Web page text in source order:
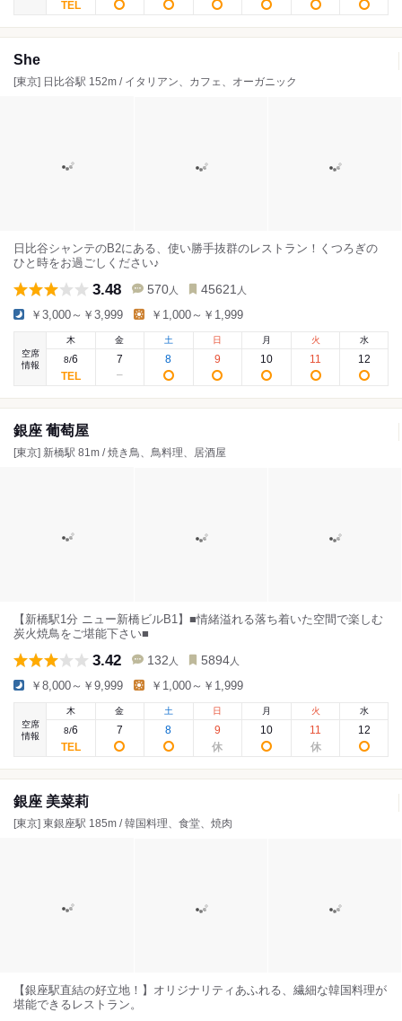
She
[東京] 日比谷駅 152m / イタリアン、カフェ、オーガニック
日比谷シャンテのB2にある、使い勝手抜群のレストラン！くつろぎの
ひと時をお過ごしください♪
3.48 570 人 45621 人
￥3,000～￥3,999 ￥1,000～￥1,999
空席
情報
木
8/6
金
7
土
8
日
9
月
10
火
11
水
12
銀座 葡萄屋
[東京] 新橋駅 81m / 焼き鳥、鳥料理、居酒屋
【新橋駅1分 ニュー新橋ビルB1】■情緒溢れる落ち着いた空間で楽しむ
炭火焼鳥をご堪能下さい■
3.42 132 人 5894 人
￥8,000～￥9,999 ￥1,000～￥1,999
空席
情報
木
8/6
金
7
土
8
日
9
月
10
火
11
水
12
銀座 美菜莉
[東京] 東銀座駅 185m / 韓国料理、食堂、焼肉
【銀座駅直結の好立地！】オリジナリティあふれる、繊細な韓国料理が
堪能できるレストラン。